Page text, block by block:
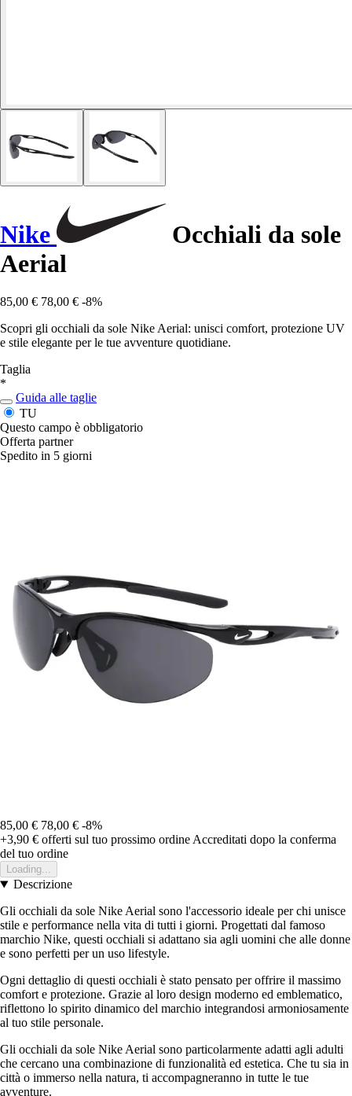
Nike
Occhiali da sole
Aerial
85,00 € 78,00 € -8%
Scopri gli occhiali da sole Nike Aerial: unisci comfort, protezione UV
e stile elegante per le tue avventure quotidiane.
Taglia
*
Guida alle taglie
TU
Questo campo è obbligatorio
Offerta partner
Spedito in 5 giorni
85,00 € 78,00 € -8%
+3,90 € offerti sul tuo prossimo ordine Accreditati dopo la conferma
del tuo ordine
Loading...
Descrizione
Gli occhiali da sole Nike Aerial sono l'accessorio ideale per chi unisce
stile e performance nella vita di tutti i giorni. Progettati dal famoso
marchio Nike, questi occhiali si adattano sia agli uomini che alle donne
e sono perfetti per un uso lifestyle.
Ogni dettaglio di questi occhiali è stato pensato per offrire il massimo
comfort e protezione. Grazie al loro design moderno ed emblematico,
riflettono lo spirito dinamico del marchio integrandosi armoniosamente
al tuo stile personale.
Gli occhiali da sole Nike Aerial sono particolarmente adatti agli adulti
che cercano una combinazione di funzionalità ed estetica. Che tu sia in
città o immerso nella natura, ti accompagneranno in tutte le tue
avventure.